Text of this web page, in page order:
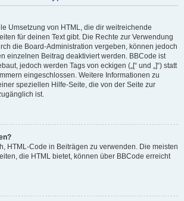
Umsetzung von HTML, die dir weitreichende
für deinen Text gibt. Die Rechte zur Verwendung
die Board-Administration vergeben, können jedoch
einzelnen Beitrag deaktiviert werden. BBCode ist
jedoch werden Tags von eckigen („[“ und „]“) statt
eingeschlossen. Weitere Informationen zu
speziellen Hilfe-Seite, die von der Seite zur
ist.
HTML-Code in Beiträgen zu verwenden. Die meisten
die HTML bietet, können über BBCode erreicht